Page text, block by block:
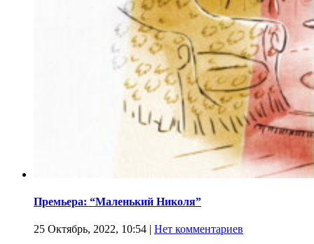
Премьера: “Маленький Николя”
25 Октябрь, 2022, 10:54 | Нет комментариев